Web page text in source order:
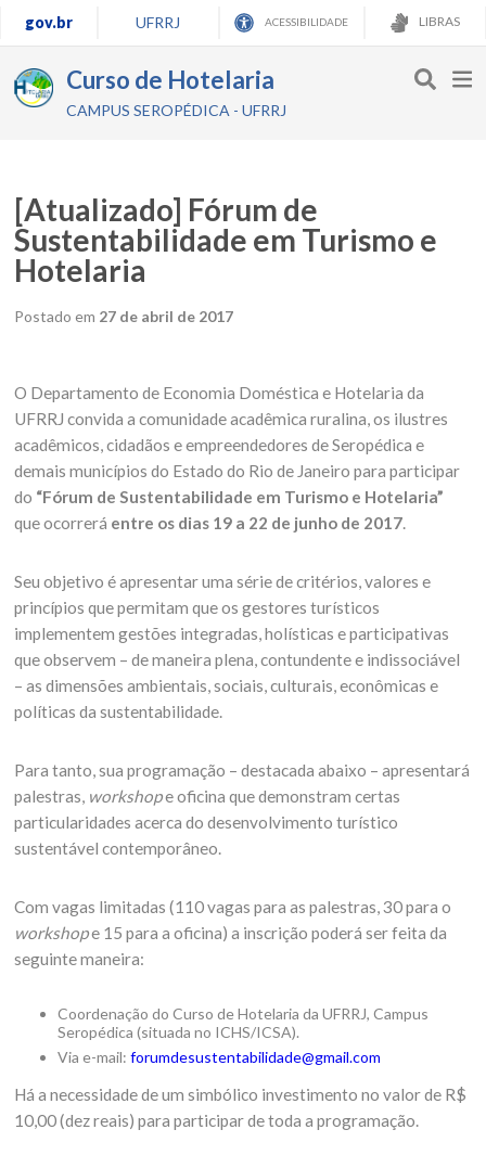
gov.br UFRRJ ACESSIBILIDADE LIBRAS
Curso de Hotelaria
CAMPUS SEROPÉDICA - UFRRJ
[Atualizado] Fórum de
Sustentabilidade em Turismo e
Hotelaria
Postado em 27 de abril de 2017
O Departamento de Economia Doméstica e Hotelaria da
UFRRJ convida a comunidade acadêmica ruralina, os ilustres
acadêmicos, cidadãos e empreendedores de Seropédica e
demais municípios do Estado do Rio de Janeiro para participar
do “Fórum de Sustentabilidade em Turismo e Hotelaria”
que ocorrerá entre os dias 19 a 22 de junho de 2017.
Seu objetivo é apresentar uma série de critérios, valores e
princípios que permitam que os gestores turísticos
implementem gestões integradas, holísticas e participativas
que observem – de maneira plena, contundente e indissociável
– as dimensões ambientais, sociais, culturais, econômicas e
políticas da sustentabilidade.
Para tanto, sua programação – destacada abaixo – apresentará
palestras, workshope oficina que demonstram certas
particularidades acerca do desenvolvimento turístico
sustentável contemporâneo.
Com vagas limitadas (110 vagas para as palestras, 30 para o
workshope 15 para a oficina) a inscrição poderá ser feita da
seguinte maneira:
Coordenação do Curso de Hotelaria da UFRRJ, Campus
Seropédica (situada no ICHS/ICSA).
Via e-mail:forumdesustentabilidade@gmail.com
Há a necessidade de um simbólico investimento no valor de R$
10,00 (dez reais) para participar de toda a programação.